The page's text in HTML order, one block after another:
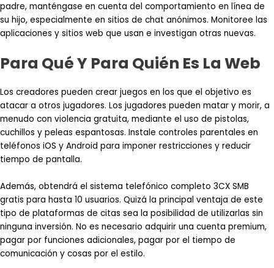
padre, manténgase en cuenta del comportamiento en línea de
su hijo, especialmente en sitios de chat anónimos. Monitoree las
aplicaciones y sitios web que usan e investigan otras nuevas.
Para Qué Y Para Quién Es La Web
Los creadores pueden crear juegos en los que el objetivo es
atacar a otros jugadores. Los jugadores pueden matar y morir, a
menudo con violencia gratuita, mediante el uso de pistolas,
cuchillos y peleas espantosas. Instale controles parentales en
teléfonos iOS y Android para imponer restricciones y reducir
tiempo de pantalla.
Además, obtendrá el sistema telefónico completo 3CX SMB
gratis para hasta 10 usuarios. Quizá la principal ventaja de este
tipo de plataformas de citas sea la posibilidad de utilizarlas sin
ninguna inversión. No es necesario adquirir una cuenta premium,
pagar por funciones adicionales, pagar por el tiempo de
comunicación y cosas por el estilo.